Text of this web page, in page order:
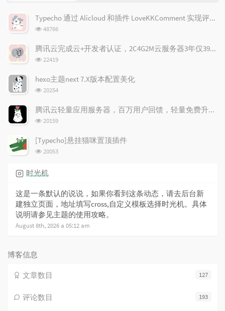
文
章
评
文
Typecho 通过 Alicloud 和插件 LoveKKComment 实现评论邮件通知
浏
次
数:
48766
腾讯云完成云+开发者认证，2C4G2M云服务器3年仅398元(限新)！
浏
数:
22419
hexo主题next 7.X版本配置美化
浏
次
数:
20254
腾讯云轻量应用服务器，百万用户回馈，轻量免费升配！
浏
数:
20159
[Typecho]悬挂猫咪置顶插件
浏
次
数:
20053
时光机
这是一条默认的说说，如果你看到这条动态，请去后台新
建独立页面，地址填写cross,自定义模板选择时光机。具体
说明请参见主题的使用攻略。
August 8th, 2026 a 05:12 am
博客信息
127
文章数目
193
评论数目